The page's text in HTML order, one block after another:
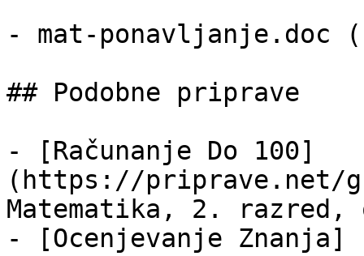
- mat-ponavljanje.doc
## Podobne priprave
- [Računanje Do 100]
(https://priprave.net/
Matematika, 2. razred,
- [Ocenjevanje Znanja]